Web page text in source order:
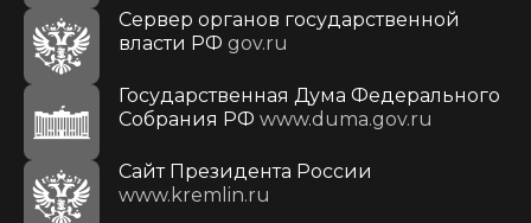
Сервер органов государственной
власти РФ gov.ru
Государственная Дума Федерального
Собрания РФ www.duma.gov.ru
Cайт Президента России
www.kremlin.ru